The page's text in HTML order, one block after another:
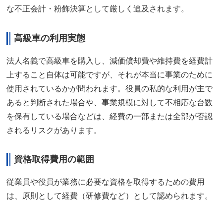
な不正会計・粉飾決算として厳しく追及されます。
高級車の利用実態
法人名義で高級車を購入し、減価償却費や維持費を経費計
上すること自体は可能ですが、それが本当に事業のために
使用されているかが問われます。役員の私的な利用が主で
あると判断された場合や、事業規模に対して不相応な台数
を保有している場合などは、経費の一部または全部が否認
されるリスクがあります。
資格取得費用の範囲
従業員や役員が業務に必要な資格を取得するための費用
は、原則として経費（研修費など）として認められます。